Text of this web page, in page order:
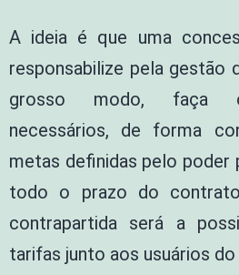
A ideia é que uma
responsabilize pela gestão
grosso modo, faça
necessários, de forma
metas definidas pelo poder
todo o prazo do
contrapartida será a
tarifas junto aos usuários do